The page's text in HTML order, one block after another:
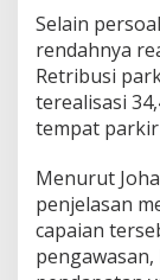
Selain
rendahnya
Retribusi
terealisasi
tempat parkir
Menurut
penjelasan
capaian